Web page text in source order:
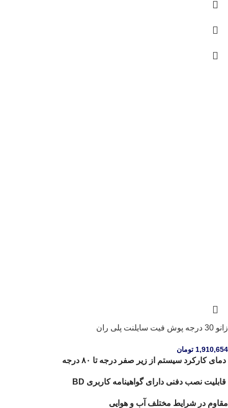
زانو 30 درجه پوش فیت سایلنت پلی ران
1,910,654 تومان
دمای کارکرد سیستم از زیر صفر درجه تا ۸۰ درجه
قابلیت نصب دفنی دارای گواهینامه کاربری BD
مقاوم در شرایط مختلف آب و هوایی